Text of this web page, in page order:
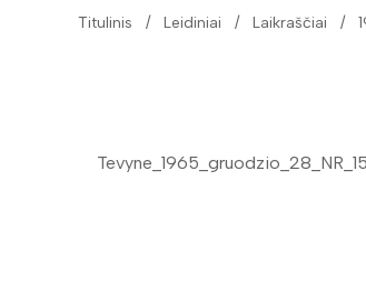
Titulinis Leidiniai Laikraščiai